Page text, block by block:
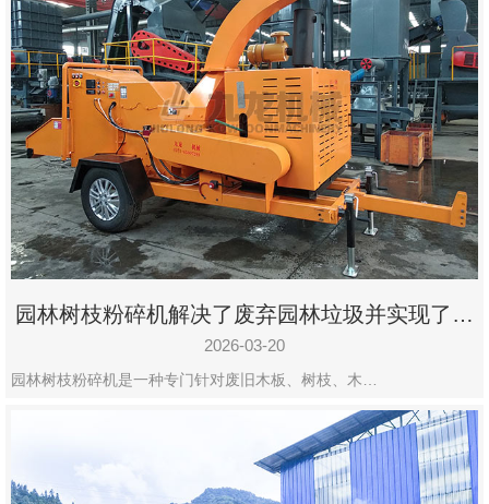
园林树枝粉碎机解决了废弃园林垃圾并实现了再
利用
2026-03-20
园林树枝粉碎机是一种专门针对废旧木板、树枝、木…